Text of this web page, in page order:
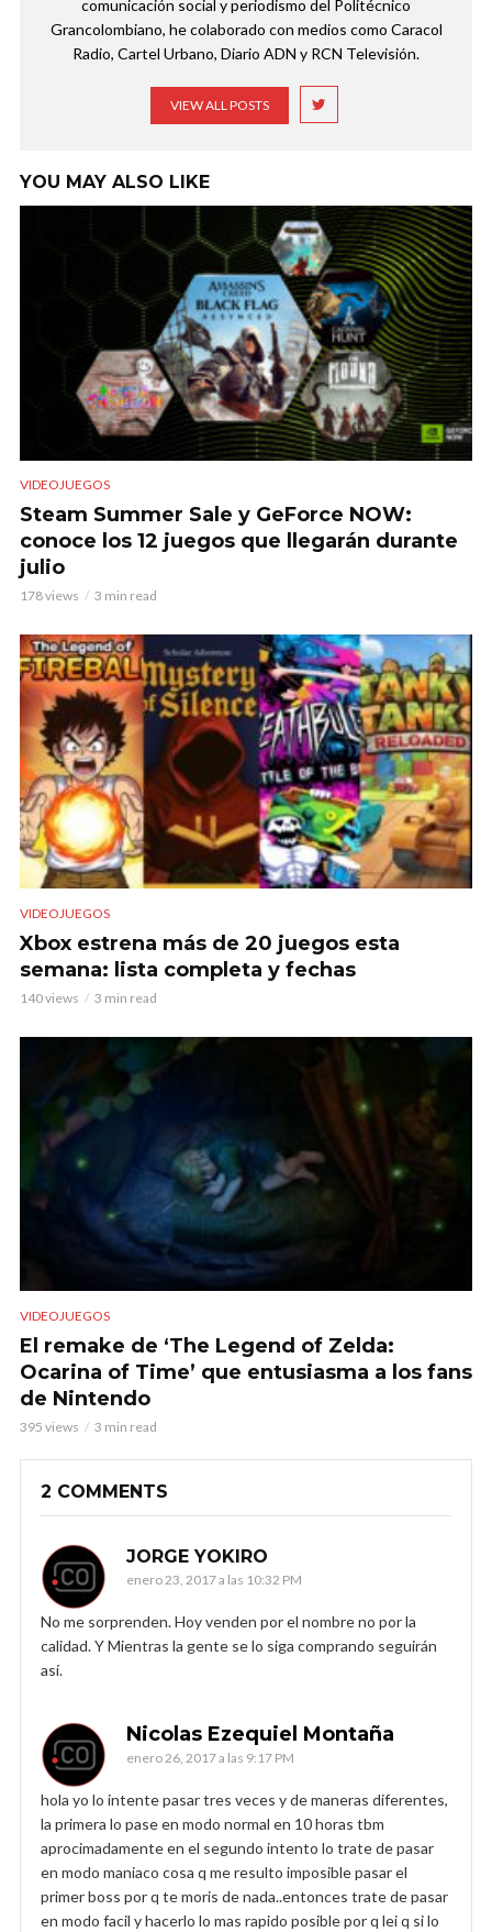
comunicación social y periodismo del Politécnico
Grancolombiano, he colaborado con medios como Caracol
Radio, Cartel Urbano, Diario ADN y RCN Televisión.
VIEW ALL POSTS
YOU MAY ALSO LIKE
VIDEOJUEGOS
Steam Summer Sale y GeForce NOW:
conoce los 12 juegos que llegarán durante
julio
178 views 3 min read
VIDEOJUEGOS
Xbox estrena más de 20 juegos esta
semana: lista completa y fechas
140 views 3 min read
VIDEOJUEGOS
El remake de ‘The Legend of Zelda:
Ocarina of Time’ que entusiasma a los fans
de Nintendo
395 views 3 min read
2 COMMENTS
JORGE YOKIRO
enero 23, 2017 a las 10:32 PM
No me sorprenden. Hoy venden por el nombre no por la
calidad. Y Mientras la gente se lo siga comprando seguirán
así.
Nicolas Ezequiel Montaña
enero 26, 2017 a las 9:17 PM
hola yo lo intente pasar tres veces y de maneras diferentes,
la primera lo pase en modo normal en 10 horas tbm
aprocimadamente en el segundo intento lo trate de pasar
en modo maniaco cosa q me resulto imposible pasar el
primer boss por q te moris de nada..entonces trate de pasar
en modo facil y hacerlo lo mas rapido posible por q lei q si lo